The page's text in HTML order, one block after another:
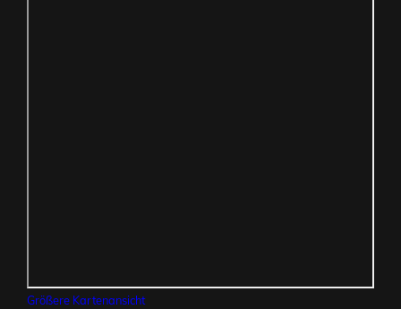
Größere Kartenansicht